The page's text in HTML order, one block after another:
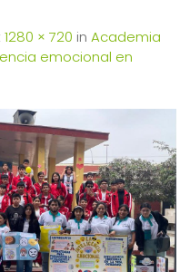
1280 × 720 in Academia
emocional en